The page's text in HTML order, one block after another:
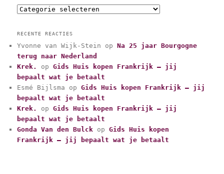
C
e
g
o
r
i
e
ë
RECENTE REACTIES
Yvonne van Wijk-Stein opNa 25 jaar Bourgogne
terug naar Nederland
Krek.
opGids Huis kopen Frankrijk – jij
bepaalt wat je betaalt
Esmé Bijlsma opGids Huis kopen Frankrijk – jij
bepaalt wat je betaalt
Krek.
opGids Huis kopen Frankrijk – jij
bepaalt wat je betaalt
Gonda Van den Bulck opGids Huis kopen
Frankrijk – jij bepaalt wat je betaalt